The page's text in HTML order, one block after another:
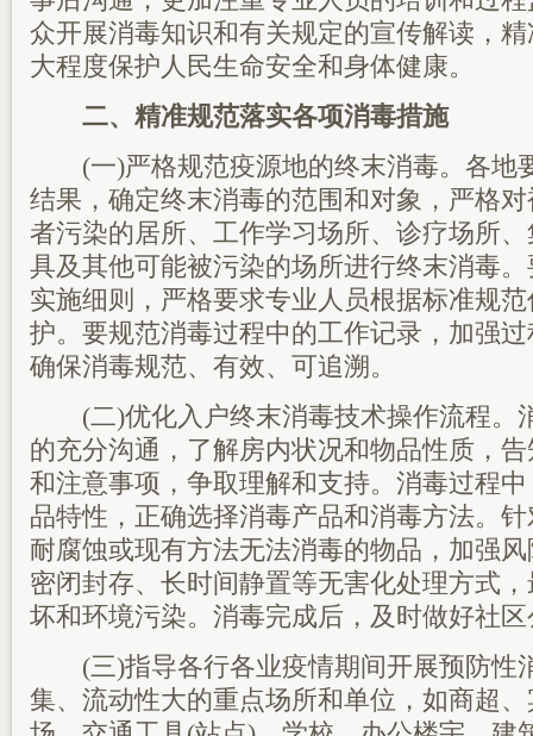
众开展消毒知识和有关规定的宣传解读，
大程度保护人民生命安全和身体健康。
二、精准规范落实各项消毒措施
(一)严格规范疫源地的终末消毒。各地
结果，确定终末消毒的范围和对象，严格
者污染的居所、工作学习场所、诊疗场所
具及其他可能被污染的场所进行终末消毒
实施细则，严格要求专业人员根据标准规
护。要规范消毒过程中的工作记录，加强
确保消毒规范、有效、可追溯。
(二)优化入户终末消毒技术操作流程。
的充分沟通，了解房内状况和物品性质，
和注意事项，争取理解和支持。消毒过程
品特性，正确选择消毒产品和消毒方法。
耐腐蚀或现有方法无法消毒的物品，加强
密闭封存、长时间静置等无害化处理方式
坏和环境污染。消毒完成后，及时做好社
(三)指导各行各业疫情期间开展预防性
集、流动性大的重点场所和单位，如商超